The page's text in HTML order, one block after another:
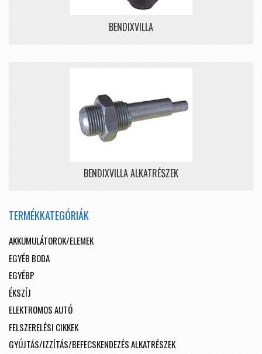
BENDIXVILLA
BENDIXVILLA ALKATRÉSZEK
TERMÉKKATEGÓRIÁK
AKKUMULÁTOROK/ELEMEK
EGYÉB BODA
EGYÉBP
ÉKSZÍJ
ELEKTROMOS AUTÓ
FELSZERELÉSI CIKKEK
GYÚJTÁS/IZZÍTÁS/BEFECSKENDEZÉS ALKATRÉSZEK